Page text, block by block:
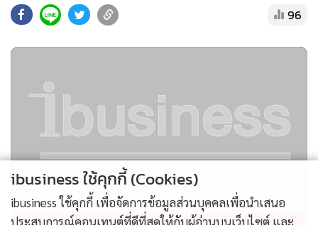
96
ibusiness ใช้คุกกี้ (Cookies)
ibusiness ใช้คุกกี้ เพื่อจัดการข้อมูลส่วนบุคคลเพื่อนำเสนอ
ประสบการณ์คอนเทนต์ที่ดีที่สุดให้กับผู้อ่านบนเว็บไซต์ และ